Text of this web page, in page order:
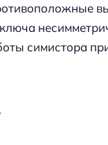
ключа
симистора